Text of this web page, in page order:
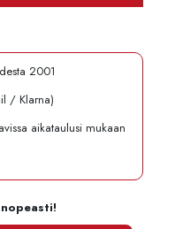
2001
/ Klarna)
aikataulusi mukaan